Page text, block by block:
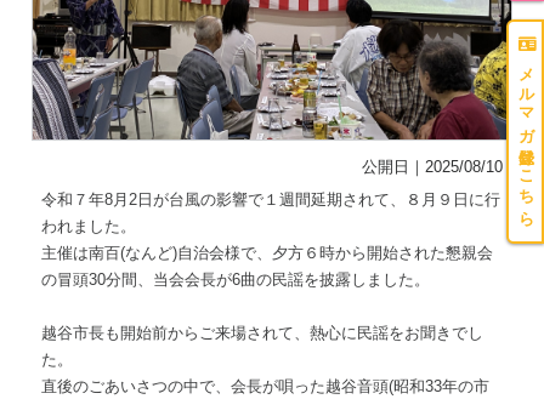
公開日｜2025/08/10
令和７年8月2日が台風の影響で１週間延期されて、８月９日に行
われました。
主催は南百(なんど)自治会様で、夕方６時から開始された懇親会
の冒頭30分間、当会会長が6曲の民謡を披露しました。
越谷市長も開始前からご来場されて、熱心に民謡をお聞きでし
た。
直後のごあいさつの中で、会長が唄った越谷音頭(昭和33年の市
メルマガ登録はこちら